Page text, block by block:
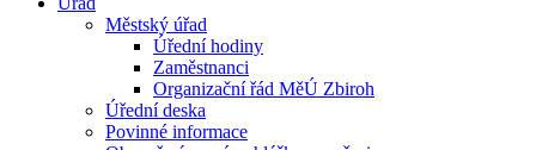
Městský úřad
Úřední hodiny
Zaměstnanci
Organizační řád MěÚ Zbiroh
Úřední deska
Povinné informace